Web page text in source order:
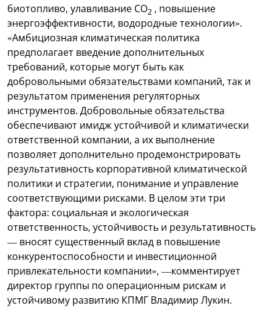
биотопливо, улавливание СО2 , повышение
энергоэффективности, водородные технологии».
«Амбициозная климатическая политика
предполагает введение дополнительных
требований, которые могут быть как
добровольными обязательствами компаний, так и
результатом применения регуляторных
инструментов. Добровольные обязательства
обеспечивают имидж устойчивой и климатически
ответственной компании, а их выполнение
позволяет дополнительно продемонстрировать
результативность корпоративной климатической
политики и стратегии, понимание и управление
соответствующими рисками. В целом эти три
фактора: социальная и экологическая
ответственность, устойчивость и результативность
— вносят существенный вклад в повышение
конкурентоспособности и инвестиционной
привлекательности компании», —комментирует
директор группы по операционным рискам и
устойчивому развитию КПМГ Владимир Лукин.